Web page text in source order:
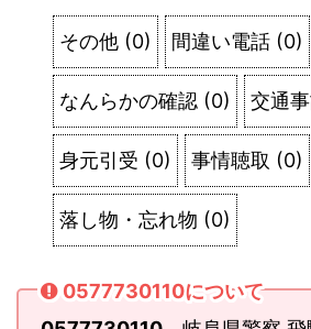
その他 (0) 間違い電話 (0)
なんらかの確認 (0) 交通
身元引受 (0) 事情聴取 (0)
落し物・忘れ物 (0)
0577730110について